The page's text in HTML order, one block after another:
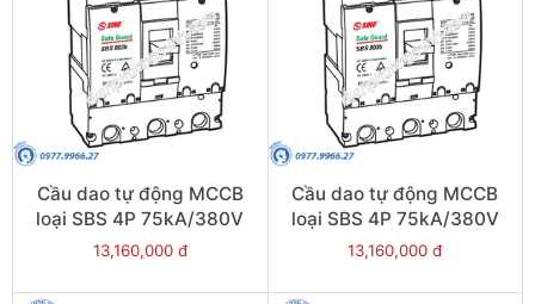
Cầu dao tự động MCCB
loại SBS 4P 75kA/380V
700A - Model
13,160,000 đ
Cầu dao tự động MCCB
loại SBS 4P 75kA/380V
630A - Model
13,160,000 đ